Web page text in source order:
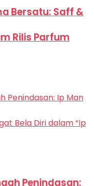
Bersatu: Saff &
Rilis Parfum
Penindasan: